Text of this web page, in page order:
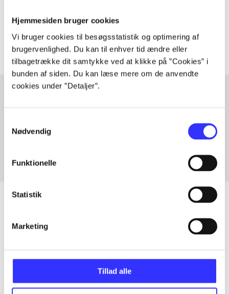
Hjemmesiden bruger cookies
Vi bruger cookies til besøgsstatistik og optimering af
brugervenlighed. Du kan til enhver tid ændre eller
tilbagetrække dit samtykke ved at klikke på ”Cookies” i
bunden af siden. Du kan læse mere om de anvendte
cookies under ”Detaljer”.
Nødvendig
Funktionelle
Statistik
Marketing
Tillad alle
Artiklerne i handler ofte om
Fra
Artikler